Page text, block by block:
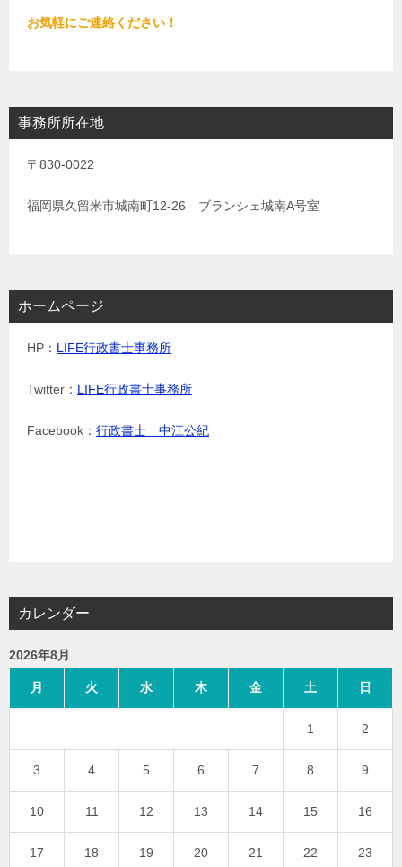
お気軽にご連絡ください！
事務所所在地
〒830-0022
福岡県久留米市城南町12-26 ブランシェ城南A号室
ホームページ
HP： LIFE行政書士事務所
Twitter： LIFE行政書士事務所
Facebook： 行政書士 中江公紀
カレンダー
2026年8月
月 火 水 木 金 土 日
1 2
3 4 5 6 7 8 9
10 11 12 13 14 15 16
17 18 19 20 21 22 23